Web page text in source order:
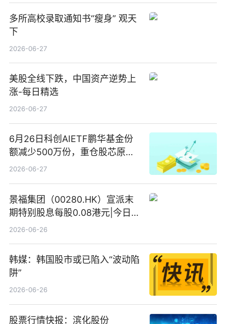
多所高校录取通知书“瘦身” 观天
下
2026-06-27
美股全线下跌，中国资产逆势上
涨-每日精选
2026-06-27
6月26日科创AIETF鹏华基金份
额减少500万份，重仓股芯原股
份、寒武纪、澜起科技 观速讯
2026-06-27
景福集团（00280.HK）宣派末
期特别股息每股0.08港元|今日快
看
2026-06-26
韩媒：韩国股市或已陷入“波动陷
阱”
2026-06-26
股票行情快报：滨化股份